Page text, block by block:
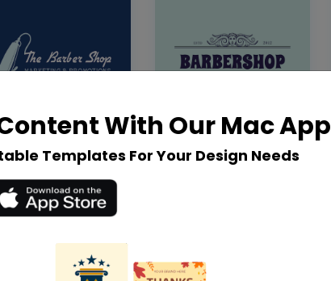
With Our Mac App
Templates For Your Design Needs